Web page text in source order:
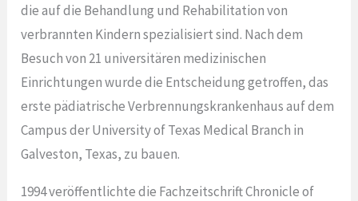
die auf die Behandlung und Rehabilitation von
verbrannten Kindern spezialisiert sind. Nach dem
Besuch von 21 universitären medizinischen
Einrichtungen wurde die Entscheidung getroffen, das
erste pädiatrische Verbrennungskrankenhaus auf dem
Campus der University of Texas Medical Branch in
Galveston, Texas, zu bauen.
1994 veröffentlichte die Fachzeitschrift Chronicle of